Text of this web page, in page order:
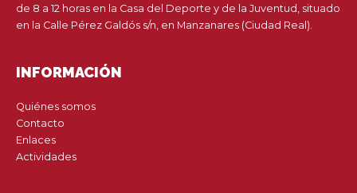
de 8 a 12 horas en la Casa del Deporte y de la Juventud, situado
en la Calle Pérez Galdós s/n, en Manzanares (Ciudad Real).
INFORMACIÓN
Quiénes somos
Contacto
Enlaces
Actividades